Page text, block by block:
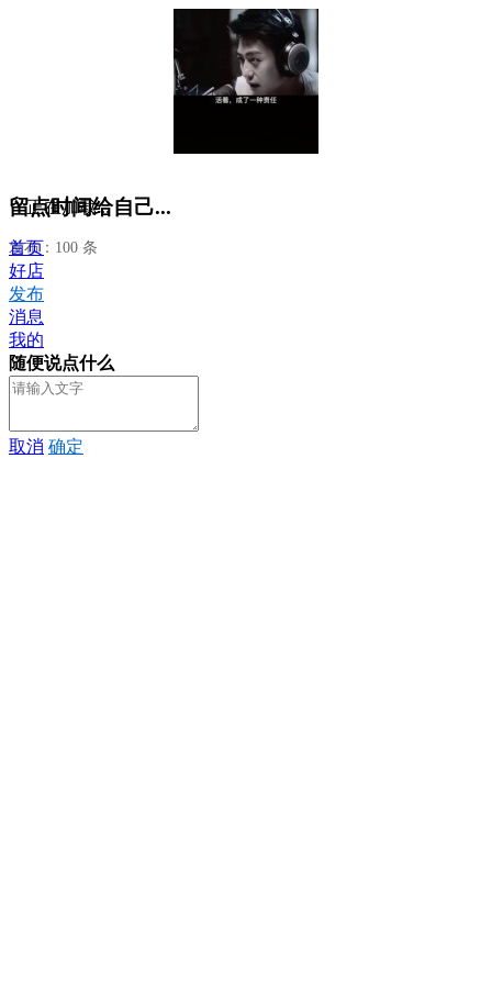
留点时间给自己...
发布：100 条
正在加载...
首页
好店
发布
消息
我的
随便说点什么
取消 确定